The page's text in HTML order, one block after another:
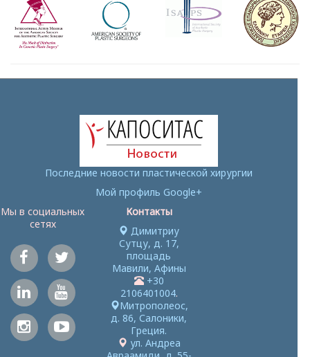
Последние новости пластической хирургии
Мой профиль Google+
Мы в социальных
сетях
Контакты
Димитриу
Сутцу, д. 17,
площадь
Мавили, Афины
+30
2106401004.
Митрополеос,
д. 86, Салоники,
Греция.
ул. Андреа